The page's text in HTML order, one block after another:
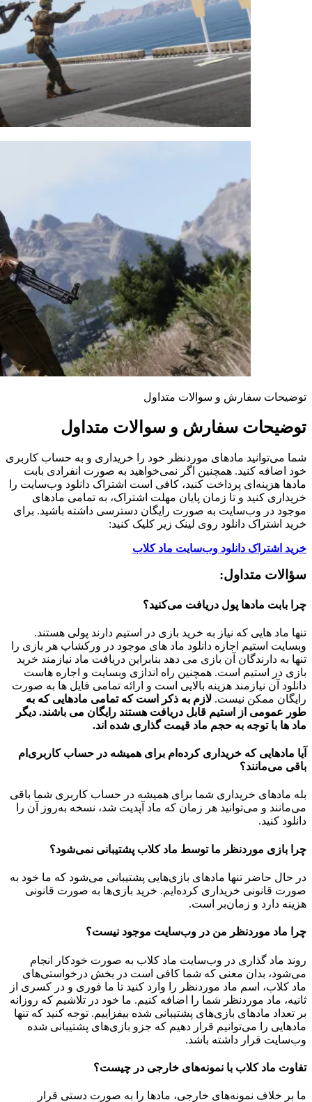
توضیحات سفارش و سوالات متداول
توضیحات سفارش و سوالات متداول
شما می‌توانید مادهای موردنظر خود را خریداری و به حساب کاربری
خود اضافه کنید. همچنین اگر نمی‌خواهید به صورت انفرادی بابت
مادها هزینه‌ای پرداخت کنید، کافی است اشتراک دانلود وب‌سایت را
خریداری کنید و تا زمان پایان مهلت اشتراک، به تمامی مادهای
موجود در وب‌سایت به صورت رایگان دسترسی داشته باشید. برای
خرید اشتراک دانلود روی لینک زیر کلیک کنید:
خرید اشتراک دانلود وب‌سایت ماد کلاب
سؤالات متداول:
چرا بابت مادها پول دریافت می‌کنید؟
تنها ماد هایی که نیاز به خرید بازی در استیم دارند پولی هستند.
وبسایت استیم اجازه دانلود ماد های موجود در ورکشاپ هر بازی را
تنها به دارندگان آن بازی می دهد بنابراین دریافت ماد نیازمند خرید
بازی در استیم است. همچنین راه اندازی وبسایت و اجاره هاست
دانلود آن نیازمند هزینه بالایی است و ارائه تمامی فایل ها به صورت
رایگان ممکن نیست. لازم به ذکر است که تمامی مادهایی که به
طور عمومی از استیم قابل دریافت هستند رایگان می باشند. دیگر
ماد ها با توجه به حجم ماد قیمت گذاری شده اند.
آیا مادهایی که خریداری کرده‌ام برای همیشه در حساب‌ کاربری‌ام
باقی می‌مانند؟
بله مادهای خریداری شما برای همیشه در حساب کاربری شما باقی
می‌مانند و می‌توانید هر زمان که ماد آپدیت شد، نسخه به‌روز آن را
دانلود کنید.
چرا بازی موردنظر ما توسط ماد کلاب پشتیبانی نمی‌شود؟
در حال حاضر تنها مادهای بازی‌هایی پشتیبانی می‌شود که ما خود به
صورت قانونی خریداری کرده‌ایم. خرید بازی‌ها به صورت قانونی
هزینه دارد و زمان‌بر است.
چرا ماد موردنظر من در وب‌سایت موجود نیست؟
روند ماد گذاری در وب‌سایت ماد کلاب به صورت خودکار انجام
می‌شود، بدان معنی که شما کافی است در بخش درخواستی‌های
ماد کلاب، اسم ماد موردنظر را وارد کنید تا ما فوری و در کسری از
ثانیه، ماد موردنظر شما را اضافه کنیم. ما خود در تلاشیم که روزانه
بر تعداد مادهای بازی‌های پشتیبانی شده بیفزاییم. توجه کنید که تنها
مادهایی را می‌توانیم قرار دهیم که جزو بازی‌های پشتیبانی شده
وب‌سایت قرار داشته باشد.
تفاوت ماد کلاب با نمونه‌های خارجی در چیست؟
ما بر خلاف نمونه‌های خارجی، مادها را به صورت دستی قرار